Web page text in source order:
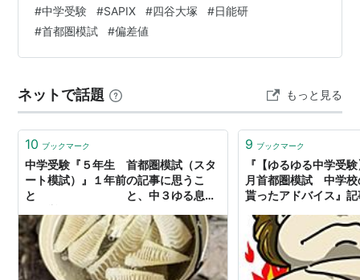
https://e-tutor.tokyo/data/20260731/2027jyoshi.pdf 偏
差値換算早見表 塾ごとの偏差値を比較すると、漠然と四
谷大塚と日能研は同じくらい、SAPIXは10低く、首都圏
と思…
#中学受験 #SAPIX #四谷大塚 #日能研
#首都圏模試 #偏差値
ネットで話題 もっと見る
10 ブックマーク
中学受験『５年生 首都圏模試（スタ
ート模試）』１年前の記事に思うこ
と と、中３ゆる息子
こつこつ
9 ブックマーク
『【ゆるゆる中学受
月首都圏模試 中学校
貰ったアドバイス』